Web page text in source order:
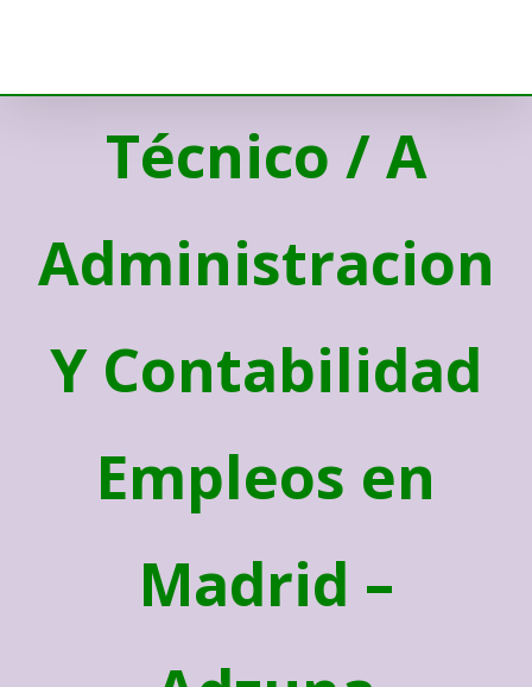
Técnico / A
Administracion
Y Contabilidad
Empleos en
Madrid –